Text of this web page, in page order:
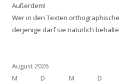
Außerdem!
Wer in den Texten
derjenige darf sie natürlich
August 2026
M
D M D